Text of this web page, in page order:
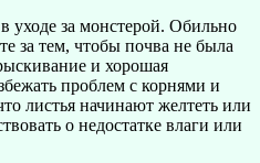
уходе за монстерой. Обильно
за тем, чтобы почва не была
и хорошая
проблем с корнями и
листья начинают желтеть или
о недостатке влаги или